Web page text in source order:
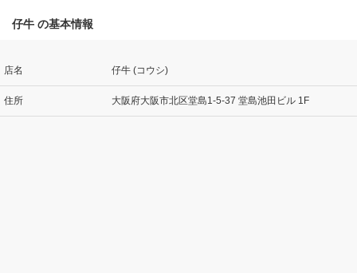
仔牛 の基本情報
店名 仔牛 (コウシ)
住所 大阪府大阪市北区堂島1-5-37 堂島池田ビル 1F